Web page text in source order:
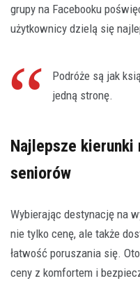
grupy na Facebooku
użytkownicy dzielą się
Podróże są jak
jedną stronę.
Najlepsze kierunki
seniorów
Wybierając destynację na
nie tylko cenę, ale także
łatwość poruszania się.
ceny z komfortem i